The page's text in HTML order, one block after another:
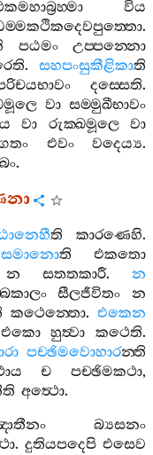
විය
.
පඨමං
උප‍්පන‍්නො
. සහපංසුකීළිකාති
දස‍්සෙති.
වා සම‍්මුඛීභාවං
වා රුක‍්ඛමූලෙ
වා
එවං වදෙය්‍ය.
.
ති කාරණෙහි.
ති
එකතො
න සතතකාරී.න
සීලජීවිතං
න
කථෙන‍්තො. එකෙන
එකො හුත්‍වා කථෙති.
පච‍්ඡිමවොහාරන‍්ති
ච පච‍්ඡිමකථා,
අත්‍ථො.
බ්‍යසනං
. දුතියපදෙපි එසෙව